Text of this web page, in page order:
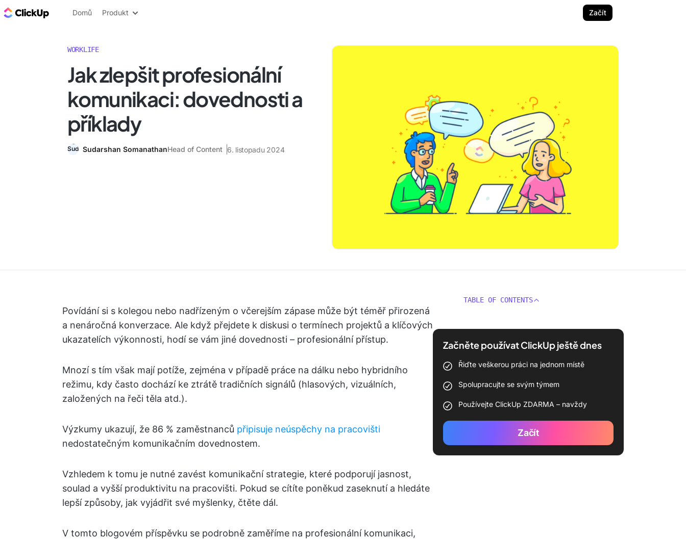
ClickUp blog
Domů Produkt Začít
WORKLIFE
Jak zlepšit profesionální
komunikaci: dovednosti a
příklady
Sudarshan SomanathanHead of Content 6. listopadu 2024
Povídání si s kolegou nebo nadřízeným o včerejším zápase může být téměř přirozená
a nenáročná konverzace. Ale když přejdete k diskusi o termínech projektů a klíčových
ukazatelích výkonnosti, hodí se vám jiné dovednosti – profesionální přístup.
Mnozí s tím však mají potíže, zejména v případě práce na dálku nebo hybridního
režimu, kdy často dochází ke ztrátě tradičních signálů (hlasových, vizuálních,
založených na řeči těla atd.).
Výzkumy ukazují, že 86 % zaměstnanců připisuje neúspěchy na pracovišti
nedostatečným komunikačním dovednostem.
Vzhledem k tomu je nutné zavést komunikační strategie, které podporují jasnost,
soulad a vyšší produktivitu na pracovišti. Pokud se cítíte poněkud zaseknutí a hledáte
lepší způsoby, jak vyjádřit své myšlenky, čtěte dál.
V tomto blogovém příspěvku se podrobně zaměříme na profesionální komunikaci,
TABLE OF CONTENTS
Začněte používat ClickUp ještě dnes
Řiďte veškerou práci na jednom místě
Spolupracujte se svým týmem
Používejte ClickUp ZDARMA – navždy
Začít